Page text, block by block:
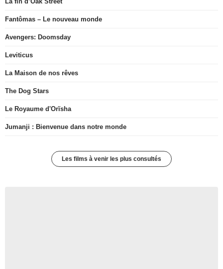
Fantômas – Le nouveau monde
Avengers: Doomsday
Leviticus
La Maison de nos rêves
The Dog Stars
Le Royaume d'Orïsha
Jumanji : Bienvenue dans notre monde
Les films à venir les plus consultés